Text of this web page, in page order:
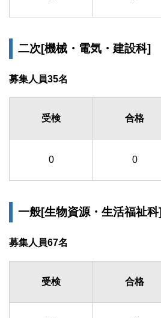
二次[機械・電気・建設科]
募集人員35名
受検 合格
0 0
一般[生物資源・生活福祉科]
募集人員67名
受検 合格